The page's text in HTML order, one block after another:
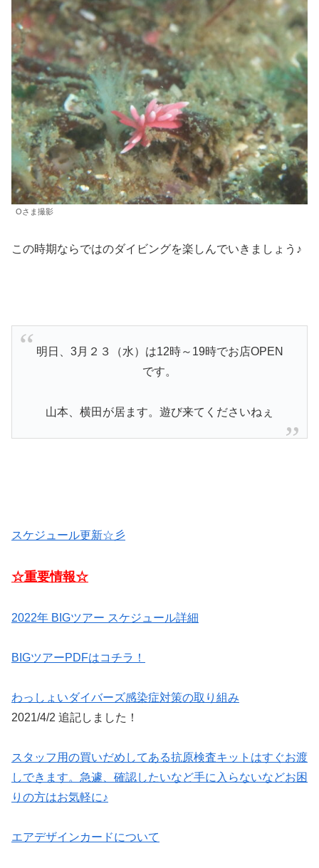
Oさま撮影
この時期ならではのダイビングを楽しんでいきましょう♪
明日、3月２３（水）は12時～19時でお店OPEN
です。
山本、横田が居ます。遊び来てくださいねぇ
スケジュール更新☆彡
☆重要情報☆
2022年 BIGツアー スケジュール詳細
BIGツアーPDFはコチラ！
わっしょいダイバーズ感染症対策の取り組み
2021/4/2 追記しました！
スタッフ用の買いだめしてある抗原検査キットはすぐお渡
しできます。急遽、確認したいなど手に入らないなどお困
りの方はお気軽に♪
エアデザインカードについて